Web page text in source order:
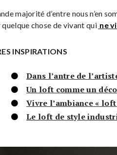
majorité d’entre nous n’en
chose de vivant qui ne
INSPIRATIONS
Dans l’antre de
Un loft comme un
Vivre l’ambiance «
Le loft de style